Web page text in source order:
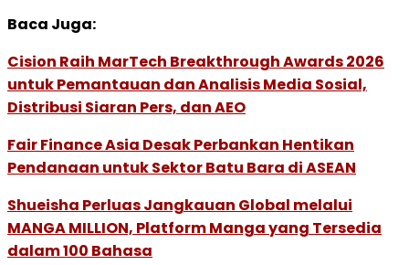
Baca Juga:
Cision Raih MarTech Breakthrough Awards 2026
untuk Pemantauan dan Analisis Media Sosial,
Distribusi Siaran Pers, dan AEO
Fair Finance Asia Desak Perbankan Hentikan
Pendanaan untuk Sektor Batu Bara di ASEAN
Shueisha Perluas Jangkauan Global melalui
MANGA MILLION, Platform Manga yang Tersedia
dalam 100 Bahasa